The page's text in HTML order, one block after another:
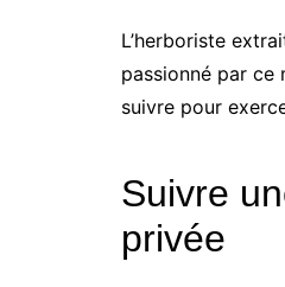
L’herboriste
passionné par ce
suivre pour
Suivre
privée